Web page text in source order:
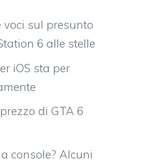
voci sul presunto
6 alle stelle
iOS sta per
di GTA 6
console? Alcuni